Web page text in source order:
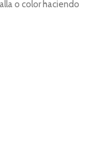
o color haciendo